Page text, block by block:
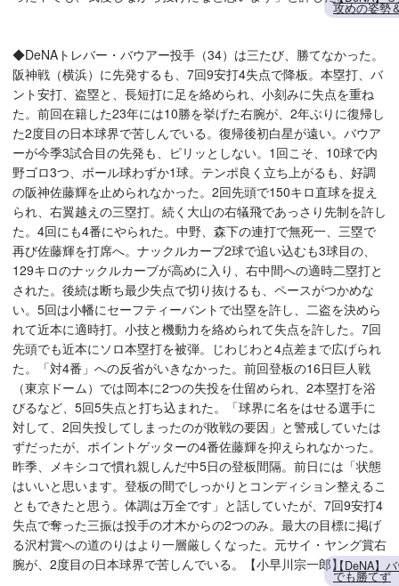
攻めの姿勢
◆DeNAトレバー・バウアー投手（34）は三たび、勝てなかった。
阪神戦（横浜）に先発するも、7回9安打4失点で降板。本塁打、バ
ント安打、盗塁と、長短打に足を絡められ、小刻みに失点を重ね
た。前回在籍した23年には10勝を挙げた右腕が、2年ぶりに復帰し
た2度目の日本球界で苦しんでいる。復帰後初白星が遠い。バウア
ーが今季3試合目の先発も、ピリッとしない。1回こそ、10球で内
野ゴロ3つ、ボール球わずか1球。テンポ良く立ち上がるも、好調
の阪神佐藤輝を止められなかった。2回先頭で150キロ直球を捉え
られ、右翼越えの三塁打。続く大山の右犠飛であっさり先制を許し
た。4回にも4番にやられた。中野、森下の連打で無死一、三塁で
再び佐藤輝を打席へ。ナックルカーブ2球で追い込むも3球目の、
129キロのナックルカーブが高めに入り、右中間への適時二塁打と
された。後続は断ち最少失点で切り抜けるも、ペースがつかめな
い。5回は小幡にセーフティーバントで出塁を許し、二盗を決めら
れて近本に適時打。小技と機動力を絡められて失点を許した。7回
先頭でも近本にソロ本塁打を被弾。じわじわと4点差まで広げられ
た。「対4番」への反省がいきなかった。前回登板の16日巨人戦
（東京ドーム）では岡本に2つの失投を仕留められ、2本塁打を浴
びるなど、5回5失点と打ち込まれた。「球界に名をはせる選手に
対して、2回失投してしまったのが敗戦の要因」と警戒していたは
ずだったが、ポイントゲッターの4番佐藤輝を抑えられなかった。
昨季、メキシコで慣れ親しんだ中5日の登板間隔。前日には「状態
はいいと思います。登板の間でしっかりとコンディション整えるこ
ともできたと思う。体調は万全です」と話していたが、7回9安打4
失点で奪った三振は投手の才木からの2つのみ。最大の目標に掲げ
る沢村賞への道のりはより一層厳しくなった。元サイ・ヤング賞右
腕が、2度目の日本球界で苦しんでいる。【小早川宗一郎】【DeNA】
でも勝てず